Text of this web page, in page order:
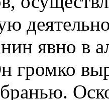
явно в
громко